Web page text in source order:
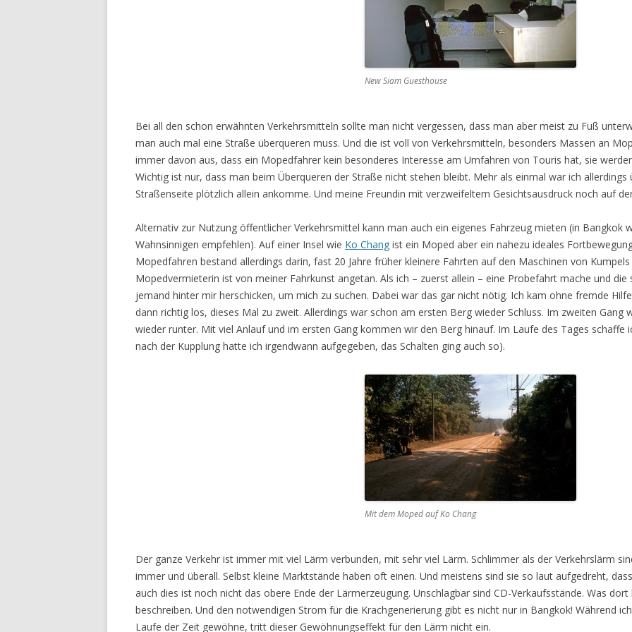
New Siam Guesthouse
Bei all den schon erwähnten Verkehrsmitteln sollte man nicht vergessen, dass man aber meist zu Fuß
man auch mal eine Straße überqueren muss. Und die ist voll von Verkehrsmitteln, besonders Massen an
immer davon aus, dass ein Mopedfahrer kein besonderes Interesse am Umfahren von Touris hat, sie
Wichtig ist nur, dass man beim Überqueren der Straße nicht stehen bleibt. Mehr als einmal war ich
Straßenseite plötzlich allein ankomme. Und meine Freundin mit verzweifeltem Gesichtsausdruck noch auf
Alternativ zur Nutzung öffentlicher Verkehrsmittel kann man auch ein eigenes Fahrzeug mieten (in Bangkok
Wahnsinnigen empfehlen). Auf einer Insel wie Ko Chang ist ein Moped aber ein nahezu ideales
Mopedfahren bestand allerdings darin, fast 20 Jahre früher kleinere Fahrten auf den Maschinen von
Mopedvermieterin ist von meiner Fahrkunst angetan. Als ich – zuerst allein – eine Probefahrt mache und
jemand hinter mir herschicken, um mich zu suchen. Dabei war das gar nicht nötig. Ich kam ohne fremde
dann richtig los, dieses Mal zu zweit. Allerdings war schon am ersten Berg wieder Schluss. Im zweiten Gang
wieder runter. Mit viel Anlauf und im ersten Gang kommen wir den Berg hinauf. Im Laufe des Tages schaffe
nach der Kupplung hatte ich irgendwann aufgegeben, das Schalten ging auch so).
Mit dem Moped auf Ko Chang
Der ganze Verkehr ist immer mit viel Lärm verbunden, mit sehr viel Lärm. Schlimmer als der Verkehrslärm
immer und überall. Selbst kleine Marktstände haben oft einen. Und meistens sind sie so laut aufgedreht,
auch dies ist noch nicht das obere Ende der Lärmerzeugung. Unschlagbar sind CD-Verkaufsstände. Was
beschreiben. Und den notwendigen Strom für die Krachgenerierung gibt es nicht nur in Bangkok! Während
Laufe der Zeit gewöhne, tritt dieser Gewöhnungseffekt für den Lärm nicht ein.